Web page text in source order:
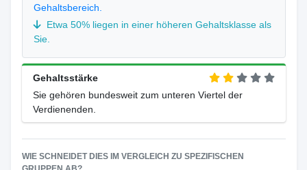
Gehaltsbereich.
Etwa 50% liegen in einer höheren Gehaltsklasse als
Sie.
Gehaltsstärke
Sie gehören bundesweit zum unteren Viertel der
Verdienenden.
WIE SCHNEIDET DIES IM VERGLEICH ZU SPEZIFISCHEN